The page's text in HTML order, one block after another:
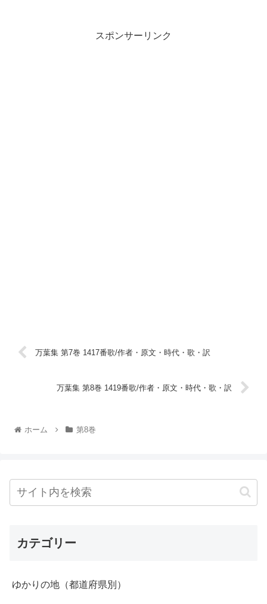
スポンサーリンク
万葉集 第7巻 1417番歌/作者・原文・時代・歌・訳
万葉集 第8巻 1419番歌/作者・原文・時代・歌・訳
ホーム 第8巻
カテゴリー
ゆかりの地（都道府県別）